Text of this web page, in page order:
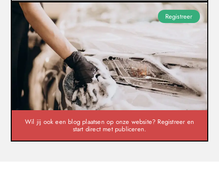
Registreer
Wil jij ook een blog plaatsen op onze website? Registreer en
start direct met publiceren.